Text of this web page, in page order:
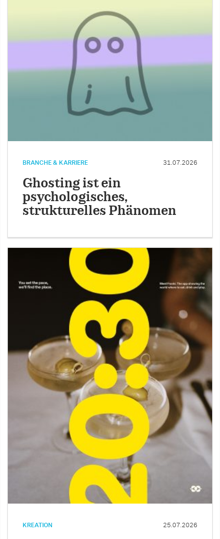
BRANCHE & KARRIERE 31.07.2026
Ghosting ist ein
psychologisches,
strukturelles Phänomen
KREATION 25.07.2026